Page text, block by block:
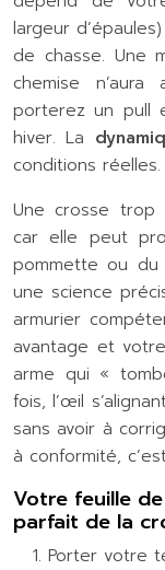
largeur
de chasse. Une
chemise
porterez un pull
hiver. La
conditions réelles.
Une crosse trop
car elle peut
pommette ou du
une science
armurier
avantage et
arme qui «
fois, l’œil
sans avoir à
à conformité,
Votre feuille
parfait de la
Porter votre